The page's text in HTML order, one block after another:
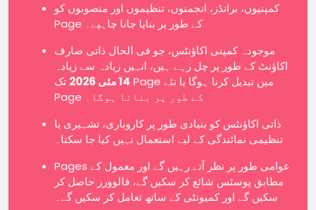
کمپنیوں، برانڈز، انجمنوں، تنظیموں اور منصوبوں کو
Page کے طور پر بنایا جانا چاہیے۔
موجودہ کمپنی اکاؤنٹس، جو فی الحال ذاتی صارف
اکاؤنٹ کے طور پر چل رہے ہیں، انہیں زیادہ سے زیادہ
14 مئی 2026
تک Page میں تبدیل کرنا ہوگا یا نئے
Page کے طور پر بنانا ہوگا۔
ذاتی اکاؤنٹس کو بنیادی طور پر کاروباری، تشہیری یا
تنظیمی نمائندگی کے لیے استعمال نہیں کیا جا سکتا۔
Pages عوامی طور پر نظر آتے رہیں گے اور معمول کے
مطابق پوسٹس شائع کر سکیں گے، فالوورز حاصل کر
سکیں گے اور کمیونٹی کے ساتھ تعامل کر سکیں گے۔